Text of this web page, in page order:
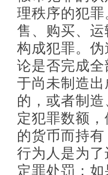
理秩序的犯
售、购买、
构成犯罪。
论是否完成
于尚未制造
的，或者制
定犯罪数额
的货币而持
行为人是为
定罪处罚；